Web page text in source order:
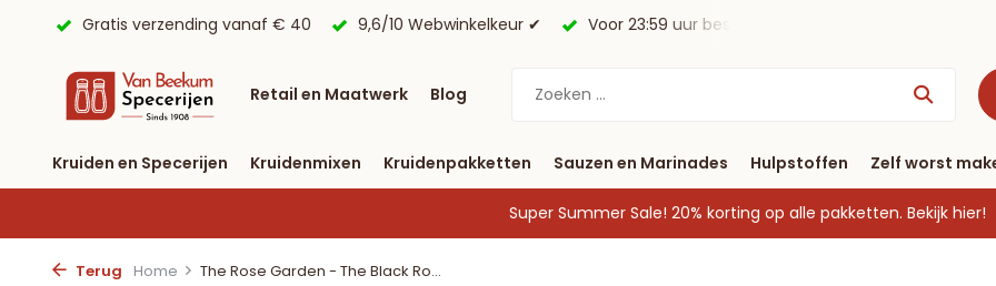
€ 40 9,6/10 Webwinkelkeur ✔ Voor 23:59 uur besteld, morgen in huis*. Gratis verzending vanaf € 40
Retail en Maatwerk Blog
Kruiden en Specerijen Kruidenmixen Kruidenpakketten Sauzen en Marinades Hulpstoffen Zelf worst
Super Summer Sale! 20% korting op alle pakketten. Bekijk hier!
Terug Home The Rose Garden - The Black Ro...